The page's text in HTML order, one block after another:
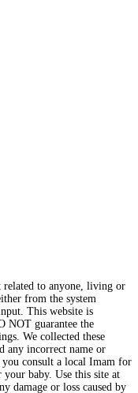
to anyone, living or
from the system
This website is
NOT guarantee the
We collected these
any incorrect name or
you consult a local Imam for
baby. Use this site at
damage or loss caused by